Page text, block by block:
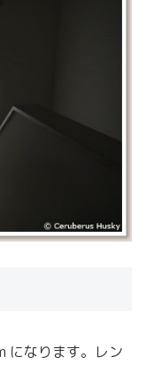
になります。レン